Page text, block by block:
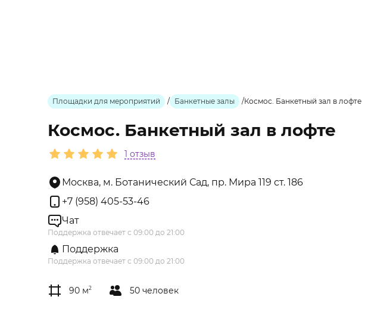
Площадки для мероприятий / Банкетные залы /Космос. Банкетный зал в лофте
Космос. Банкетный зал в лофте
1 отзыв
Москва, м. Ботанический Сад, пр. Мира 119 ст. 186
+7 (958) 405-53-46
Чат
Поддержка отвечает с 09:00 до 21:00
Поддержка
Поддержка отвечает с 09:00 до 21:00
90 м2 50 человек